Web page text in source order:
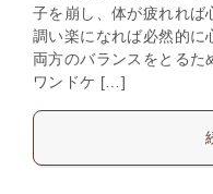
子を崩し、体が疲れれば
調い楽になれば必然的に
両方のバランスをとるた
ワンドケ […]